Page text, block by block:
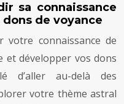
sa connaissance
de voyance
votre connaissance de
et développer vos dons
d’aller au-delà des
votre thème astral